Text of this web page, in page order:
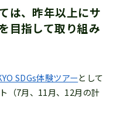
は、昨年以上にサ
目指して取り組み
SDGs体験ツアーとして
（7月、11月、12月の計